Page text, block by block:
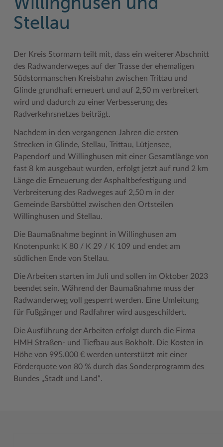
Geodatenportale (Kreiskarte)
Kfz-Zulassung
Lebenslagen
Leistungen
Lexikon
Wo Sie uns finden
Zuständigkeitsfinder SH ↗
Fotoarchiv
Hitzeschutz
Kreistag Sitzungskalender
Lokales Wetter
Newsletter
Social Media
Stormarninfo
Termine
Ukrainehilfe
Woche der Seelischen Gesundheit
#MeinStormarn
Karrieretag
Kreispräsident
Kreistag und Ausschüsse
Kreisverwaltung
Landrat
Sonderbereiche
Städte und Gemeinden
Wappen und Geschichte
Wappenrolle
Was ist ein Kreis?
Offene Stellen
Praktika und FSJ
Wen wir suchen
Klimaschutz beim Kreis Stormarn
Projekt e-Gewerbe
Wirtschafts- und Aufbaugesellschaft Stormarn
Zahlen, Daten, Fakten
Kulturelle Einrichtungen
Museen
Radwandern
Storchenhorste
Lieblingsplätze in der Metropolregion
Tourismus
Vereine und Gruppen
Wälder und Moore
Willinghusen und
Stellau
Der Kreis Stormarn teilt mit, dass ein weiterer Abschnitt
des Radwanderweges auf der Trasse der ehemaligen
Südstormanschen Kreisbahn zwischen Trittau und
Glinde grundhaft erneuert und auf 2,50 m verbreitert
wird und dadurch zu einer Verbesserung des
Radverkehrsnetzes beiträgt.
Nachdem in den vergangenen Jahren die ersten
Strecken in Glinde, Stellau, Trittau, Lütjensee,
Papendorf und Willinghusen mit einer Gesamtlänge von
fast 8 km ausgebaut wurden, erfolgt jetzt auf rund 2 km
Länge die Erneuerung der Asphaltbefestigung und
Verbreiterung des Radweges auf 2,50 m in der
Gemeinde Barsbüttel zwischen den Ortsteilen
Willinghusen und Stellau.
Die Baumaßnahme beginnt in Willinghusen am
Knotenpunkt K 80 / K 29 / K 109 und endet am
südlichen Ende von Stellau.
Die Arbeiten starten im Juli und sollen im Oktober 2023
beendet sein. Während der Baumaßnahme muss der
Radwanderweg voll gesperrt werden. Eine Umleitung
für Fußgänger und Radfahrer wird ausgeschildert.
Die Ausführung der Arbeiten erfolgt durch die Firma
HMH Straßen- und Tiefbau aus Bokholt. Die Kosten in
Höhe von 995.000 € werden unterstützt mit einer
Förderquote von 80 % durch das Sonderprogramm des
Bundes „Stadt und Land“.